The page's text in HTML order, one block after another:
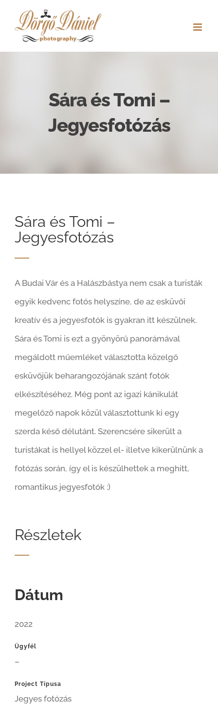
Kihagyás
Sára és Tomi –
Jegyesfotózás
Sára és Tomi –
Jegyesfotózás
A Budai Vár és a Halászbástya nem csak a turisták
egyik kedvenc fotós helyszíne, de az esküvői
kreatív és a jegyesfotók is gyakran itt készülnek.
Sára és Tomi is ezt a gyönyörű panorámával
megáldott műemléket választotta közelgő
esküvőjük beharangozójának szánt fotók
elkészítéséhez. Még pont az igazi kánikulát
megelőző napok közül választottunk ki egy
szerda késő délutánt. Szerencsére sikerült a
turistákat is hellyel közzel el- illetve kikerülnünk a
fotózás során, így el is készülhettek a meghitt,
romantikus jegyesfotók :)
Részletek
Dátum
2022
Ügyfél
–
Project Típusa
Jegyes fotózás